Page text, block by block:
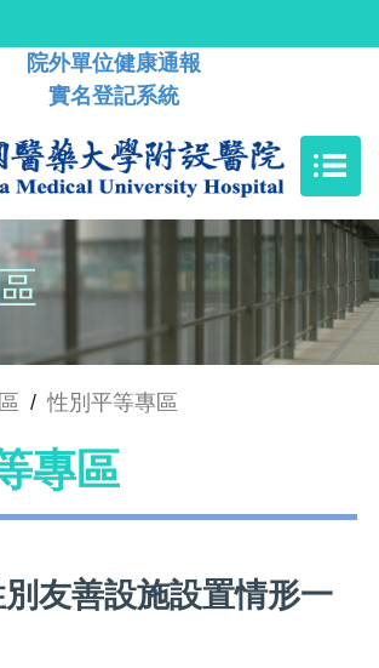
院外單位健康通報
實名登記系統
/ 性別平等專區
專區
友善設施設置情形一